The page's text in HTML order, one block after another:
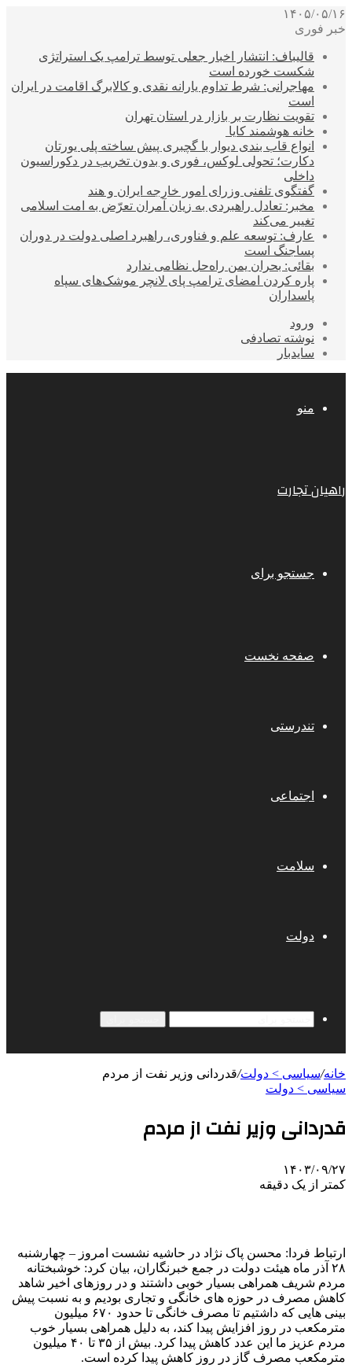
۱۴۰۵/۰۵/۱۶
خبر فوری
قالیباف: انتشار اخبار جعلی توسط ترامپ یک استراتژی
شکست خورده است
مهاجرانی: شرط تداوم یارانه نقدی و کالابرگ اقامت در ایران
است
تقویت نظارت بر بازار در استان تهران
خانه هوشمند کایا
انواع قاب بندی دیوار با گچبری پیش ساخته پلی یورتان
دکارت؛ تحولی لوکس، فوری و بدون تخریب در دکوراسیون
داخلی
گفتگوی تلفنی وزرای امور خارجه ایران و هند
مخبر: تعادل راهبردی به زیان آمران تعرّض به امت اسلامی
تغییر می‌کند
عارف: توسعه علم و فناوری، راهبرد اصلی دولت در دوران
پساجنگ است
بقائی: بحران یمن راه‌حل نظامی ندارد
پاره کردن امضای ترامپ پای لانچر موشک‌های سپاه
پاسداران
ورود
نوشته تصادفی
سایدبار
منو
راهیان تجارت
جستجو برای
صفحه نخست
تندرستی
اجتماعی
سلامت
دولت
خانه/سیاسی > دولت/قدردانی وزیر نفت از مردم
سیاسی > دولت
قدردانی وزیر نفت از مردم
۱۴۰۳/۰۹/۲۷
کمتر از یک دقیقه
ارتباط فردا: محسن پاک نژاد در حاشیه نشست امروز – چهارشنبه
۲۸ آذر ماه هیئت دولت در جمع خبرنگاران، بیان کرد: خوشبختانه
مردم شریف همراهی بسیار خوبی داشتند و در روزهای اخیر شاهد
کاهش مصرف در حوزه های خانگی و تجاری بودیم و به نسبت پیش
بینی هایی که داشتیم تا مصرف خانگی تا حدود ۶۷۰ میلیون
مترمکعب در روز افزایش پیدا کند، به دلیل همراهی بسیار خوب
مردم عزیز ما این عدد کاهش پیدا کرد. بیش از ۳۵ تا ۴۰ میلیون
مترمکعب مصرف گاز در روز کاهش پیدا کرده است.